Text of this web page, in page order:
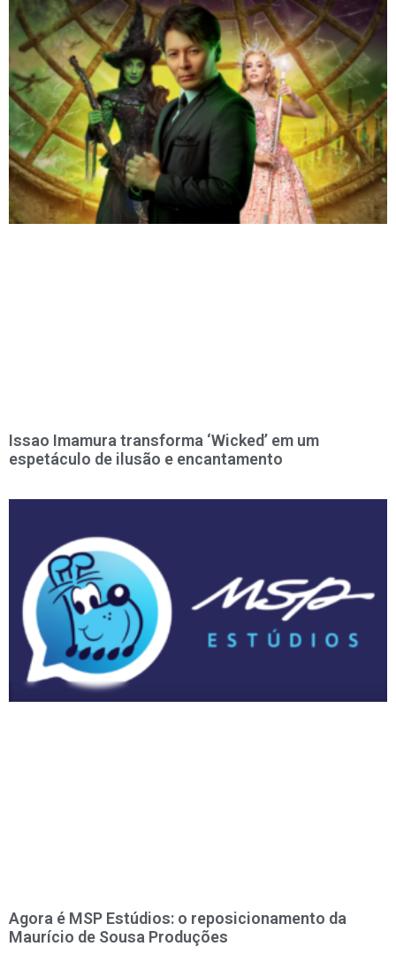
Issao Imamura transforma ‘Wicked’ em um
espetáculo de ilusão e encantamento
Agora é MSP Estúdios: o reposicionamento da
Maurício de Sousa Produções